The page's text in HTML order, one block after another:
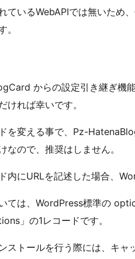
ているWebAPIでは無いため
。
からの設定引き継ぎ機
ければ幸いです。
を変える事で、Pz-
なので、推奨はしません。
内にURLを記述した場合、
ては、WordPress標準の
」の1レコードです。
ストールを行う際には、キ